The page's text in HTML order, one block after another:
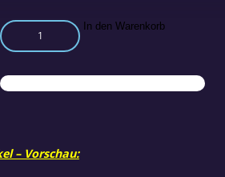
Die
Natur
Wirbel
Teil
In den Warenkorb
– Vorschau: